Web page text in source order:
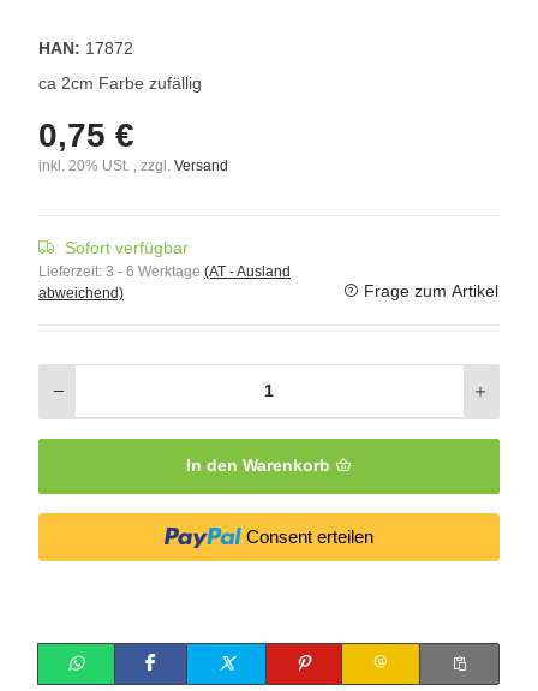
HAN: 17872
ca 2cm Farbe zufällig
0,75 €
inkl. 20% USt. , zzgl. Versand
Sofort verfügbar
Lieferzeit: 3 - 6 Werktage (AT - Ausland
abweichend)
Frage zum Artikel
In den Warenkorb
Consent erteilen